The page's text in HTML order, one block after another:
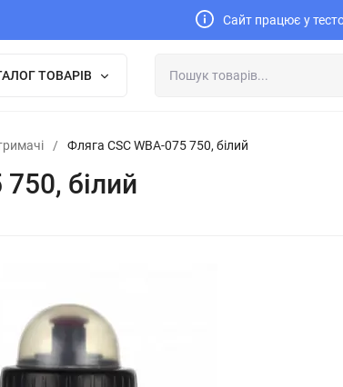
Сайт працює у
ТОВАРІВ
/ Фляга CSC WBA-075 750, білий
білий